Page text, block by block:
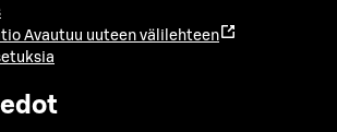
Avautuu uuteen välilehteen